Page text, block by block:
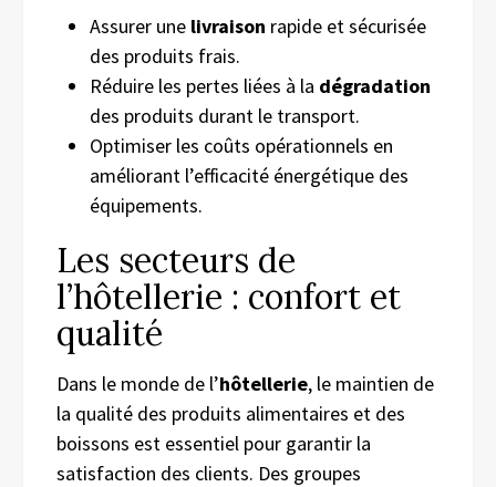
Assurer une livraison rapide et sécurisée
des produits frais.
Réduire les pertes liées à la dégradation
des produits durant le transport.
Optimiser les coûts opérationnels en
améliorant l’efficacité énergétique des
équipements.
Les secteurs de
l’hôtellerie : confort et
qualité
Dans le monde de l’hôtellerie, le maintien de
la qualité des produits alimentaires et des
boissons est essentiel pour garantir la
satisfaction des clients. Des groupes